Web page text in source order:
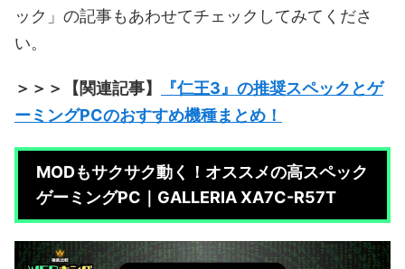
ック」の記事もあわせてチェックしてみてくださ
い。
＞＞＞【関連記事】
『仁王3』の推奨スペックとゲ
ーミングPCのおすすめ機種まとめ！
MODもサクサク動く！オススメの高スペック
ゲーミングPC｜GALLERIA XA7C-R57T